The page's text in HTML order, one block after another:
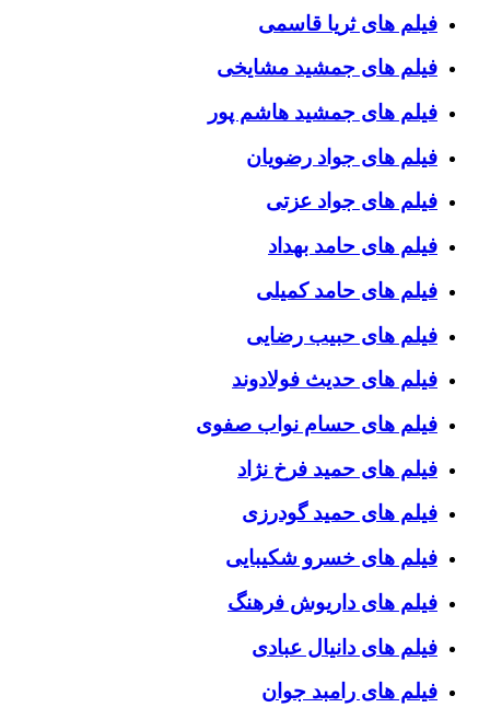
فیلم های ثریا قاسمی
فیلم های جمشید مشایخی
فیلم های جمشید هاشم پور
فیلم های جواد رضویان
فیلم های جواد عزتی
فیلم های حامد بهداد
فیلم های حامد کمیلی
فیلم های حبیب رضایی
فیلم های حدیث فولادوند
فیلم های حسام نواب صفوی
فیلم های حمید فرخ نژاد
فیلم های حمید گودرزی
فیلم های خسرو شکیبایی
فیلم های داریوش فرهنگ
فیلم های دانیال عبادی
فیلم های رامبد جوان